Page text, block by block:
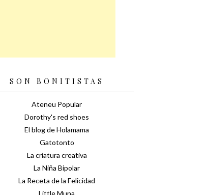
SON BONITISTAS
Ateneu Popular
Dorothy's red shoes
El blog de Holamama
Gatotonto
La criatura creativa
La Niña Bipolar
La Receta de la Felicidad